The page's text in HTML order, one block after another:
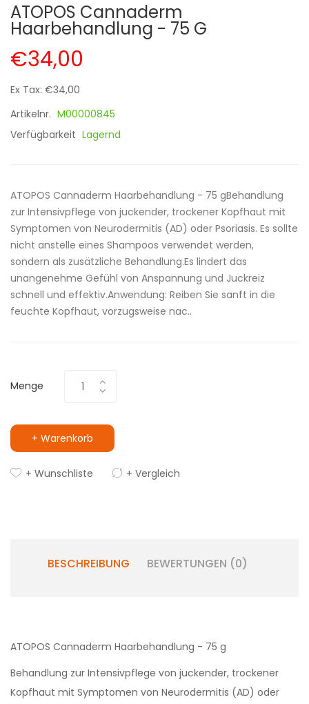
ATOPOS Cannaderm
Haarbehandlung - 75 G
€34,00
Ex Tax: €34,00
Artikelnr. M00000845
Verfügbarkeit Lagernd
ATOPOS Cannaderm Haarbehandlung - 75 gBehandlung
zur Intensivpflege von juckender, trockener Kopfhaut mit
Symptomen von Neurodermitis (AD) oder Psoriasis. Es sollte
nicht anstelle eines Shampoos verwendet werden,
sondern als zusätzliche Behandlung.Es lindert das
unangenehme Gefühl von Anspannung und Juckreiz
schnell und effektiv.Anwendung: Reiben Sie sanft in die
feuchte Kopfhaut, vorzugsweise nac..
Menge
+ Warenkorb
+ Wunschliste + Vergleich
BESCHREIBUNG BEWERTUNGEN (0)
ATOPOS Cannaderm Haarbehandlung - 75 g
Behandlung zur Intensivpflege von juckender, trockener
Kopfhaut mit Symptomen von Neurodermitis (AD) oder